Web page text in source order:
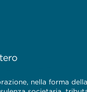
nella forma